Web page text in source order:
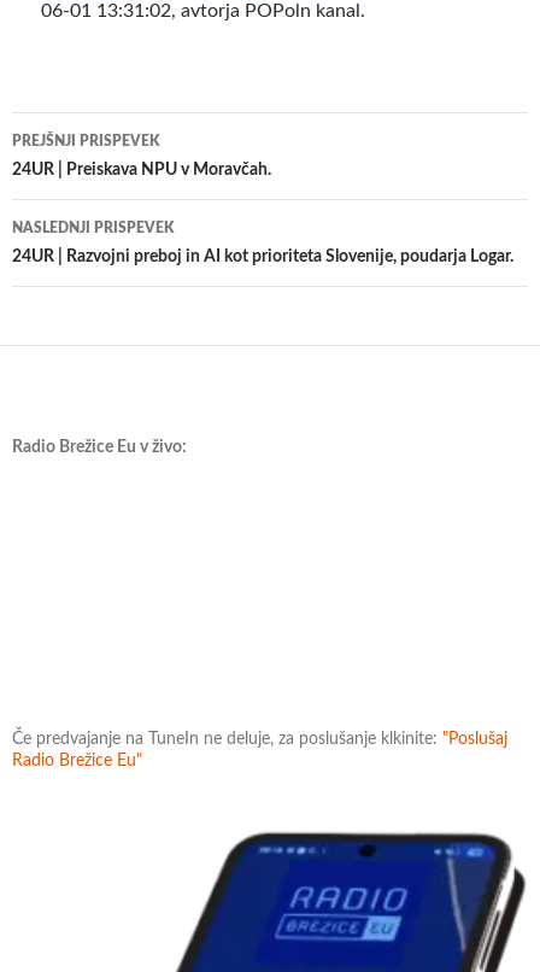
06-01 13:31:02, avtorja POPoln kanal.
Krmarjenje
po
prispevkih
PREJŠNJI PRISPEVEK
24UR | Preiskava NPU v Moravčah.
NASLEDNJI PRISPEVEK
24UR | Razvojni preboj in AI kot prioriteta Slovenije, poudarja Logar.
Radio Brežice Eu v živo:
Če predvajanje na TuneIn ne deluje, za poslušanje klkinite: "Poslušaj
Radio Brežice Eu"